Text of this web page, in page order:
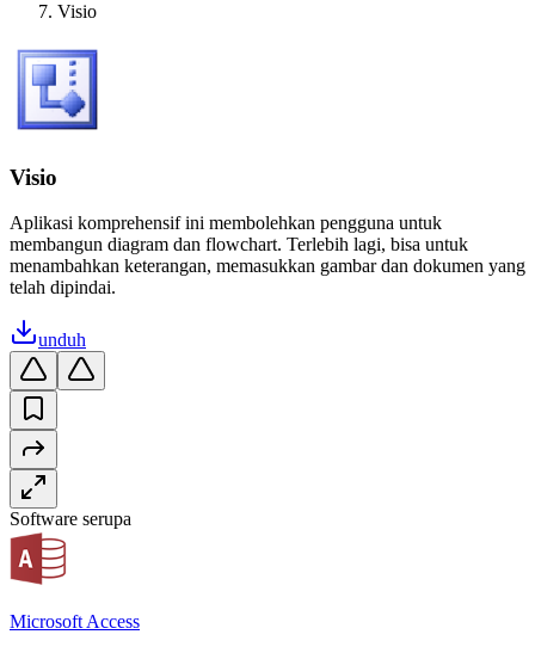
Visio
Visio
Aplikasi komprehensif ini membolehkan pengguna untuk
membangun diagram dan flowchart. Terlebih lagi, bisa untuk
menambahkan keterangan, memasukkan gambar dan dokumen yang
telah dipindai.
unduh
Software serupa
Microsoft Access